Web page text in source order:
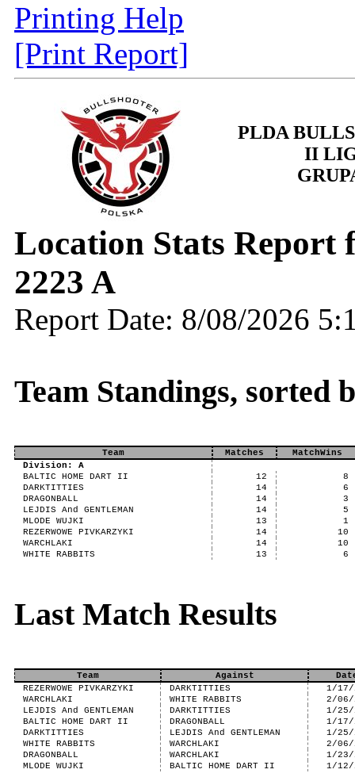
Printing Help
[Print Report]
PLDA
II
Location Stats
2223 A
Report Date: 8/08/2026
Team Standings, sorted
Team Matches
MatchWins
Division: A
BALTIC HOME DART II
12
8
DARKTITTIES
14
6
DRAGONBALL
14
3
LEJDIS And GENTLEMAN
14
5
MLODE WUJKI
13
1
REZERWOWE PIVKARZYKI
14
10
WARCHLAKI
14
10
WHITE RABBITS
13 6
Last Match Results
Team Against
REZERWOWE PIVKARZYKI
DARKTITTIES
1/17/
WARCHLAKI
WHITE RABBITS
2/06/
LEJDIS And GENTLEMAN
DARKTITTIES
1/25/
BALTIC HOME DART II
DRAGONBALL
1/17/
DARKTITTIES
LEJDIS And GENTLEMAN
1/25/
WHITE RABBITS
WARCHLAKI
2/06/
DRAGONBALL
WARCHLAKI
1/23/
MLODE WUJKI
BALTIC HOME DART II 1/12/